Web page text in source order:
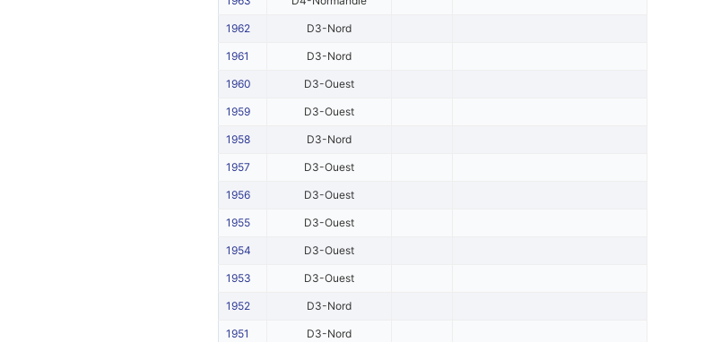
1962 D3-Nord
1961 D3-Nord
1960 D3-Ouest
1959 D3-Ouest
1958 D3-Nord
1957 D3-Ouest
1956 D3-Ouest
1955 D3-Ouest
1954 D3-Ouest
1953 D3-Ouest
1952 D3-Nord
1951 D3-Nord